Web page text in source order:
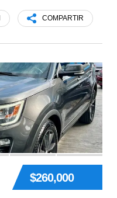
COMPARTIR
$260,000